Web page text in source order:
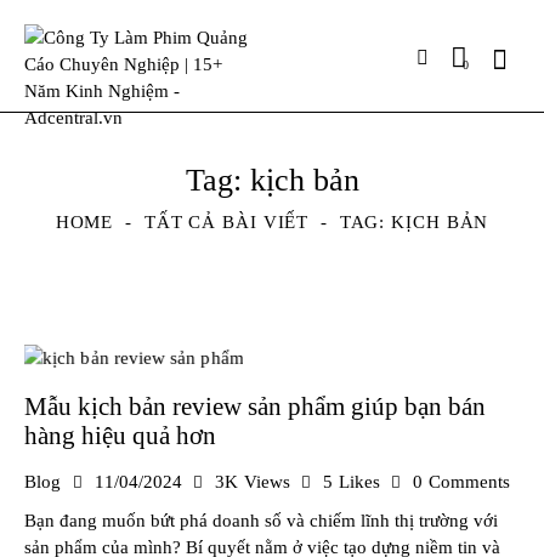
0
Tag: kịch bản
HOME TẤT CẢ BÀI VIẾT TAG: KỊCH BẢN
Mẫu kịch bản review sản phẩm giúp bạn bán
hàng hiệu quả hơn
Blog 11/04/2024 3K Views 5 Likes 0 Comments
Bạn đang muốn bứt phá doanh số và chiếm lĩnh thị trường với
sản phẩm của mình? Bí quyết nằm ở việc tạo dựng niềm tin và